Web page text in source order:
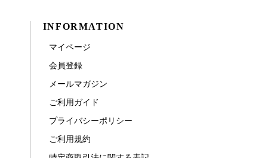
INFORMATION
マイページ
会員登録
メールマガジン
ご利用ガイド
プライバシーポリシー
ご利用規約